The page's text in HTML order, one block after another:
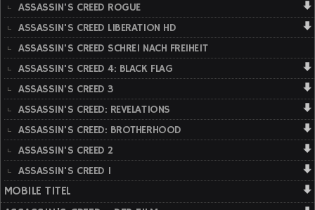
ASSASSIN'S CREED ROGUE
ASSASSIN'S CREED LIBERATION HD
ASSASSIN'S CREED SCHREI NACH FREIHEIT
ASSASSIN'S CREED 4: BLACK FLAG
ASSASSIN'S CREED 3
ASSASSIN'S CREED: REVELATIONS
ASSASSIN'S CREED: BROTHERHOOD
ASSASSIN'S CREED 2
ASSASSIN'S CREED 1
MOBILE TITEL